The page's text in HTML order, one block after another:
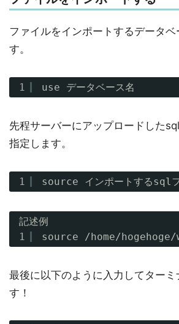
ファイルをインポートするデータベ
す。
1 use データベース名
先程サーバーにアップロードした
指定します。
1 source インポートするsqlフ
記述例
1
source /home/
最後に以下のように入力してターミ
す！